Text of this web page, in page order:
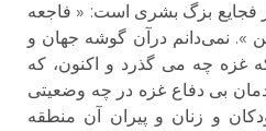
فجایع بزگ بشری است: « فاجعه
». نمی‌دانم درآن گوشه جهان و
غزه چه می گذرد و اکنون، که
بی دفاع غزه در چه وضعیتی
و زنان و پیران آن منطقه